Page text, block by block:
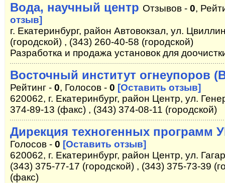
Вода, научный центр Отзывов - 0,
отзыв]
г. Екатеринбург, район Автовокзал, ул.
(городской) , (343) 260-40-58 (городской)
Разработка и продажа установок для
Восточный институт огнеупоров
Рейтинг - 0, Голосов - 0 [Оставить отзыв]
620062, г. Екатеринбург, район Центр, ул.
374-89-13 (факс) , (343) 374-08-11 (городской)
Дирекция техногенных программ
Голосов - 0 [Оставить отзыв]
620062, г. Екатеринбург, район Центр, ул.
(343) 375-77-17 (городской) , (343) 375-73-39
(факс)